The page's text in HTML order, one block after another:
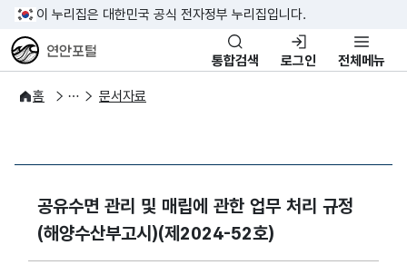
이 누리집은 대한민국 공식 전자정부 누리집입니다.
연안포털 통합검색 로그인 전체메뉴
홈
자료실
자료제공 서비스문서자료
공유수면 관리 및 매립에 관한 업무 처리 규정
(해양수산부고시)(제2024-52호)